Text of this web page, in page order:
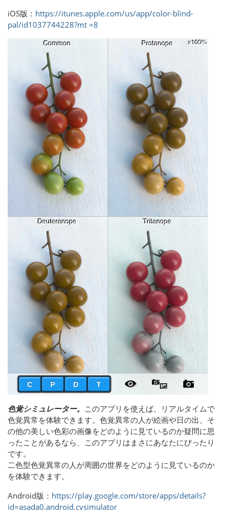
iOS版： https://itunes.apple.com/us/app/color-blind-
pal/id1037744228?mt =8
色覚シミュレーター。 このアプリを使えば、リアルタイムで
色覚異常を体験できます。色覚異常の人が絵画や日の出、そ
の他の美しい色彩の画像をどのように見ているのか疑問に思
ったことがあるなら、このアプリはまさにあなたにぴったり
です。
二色型色覚異常の人が周囲の世界をどのように見ているのか
を体験できます。
Android版： https://play.google.com/store/apps/details?
id=asada0.android.cvsimulator